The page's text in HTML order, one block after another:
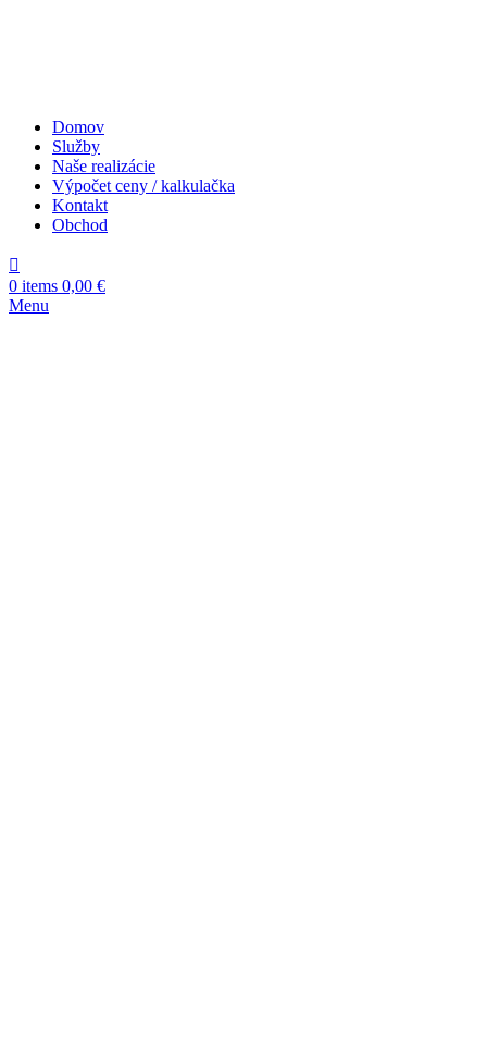
Domov
Služby
Naše realizácie
Výpočet ceny / kalkulačka
Kontakt
Obchod
0 items 0,00 €
Menu